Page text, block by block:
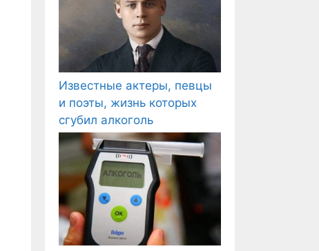
Известные актеры, певцы
и поэты, жизнь которых
сгубил алкоголь